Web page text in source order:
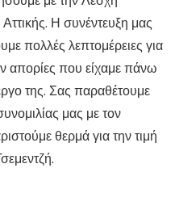
Τσεμεντζή
–
Πρόεδρο
Λέσχης
Η συνέντευξη μας
πολλές λεπτομέρειες για
απορίες που είχαμε πάνω
της. Σας παραθέτουμε
μας με τον
θερμά για την τιμή